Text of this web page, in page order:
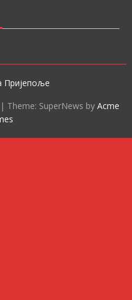
Пријепоље
| Theme: SuperNews byAcme